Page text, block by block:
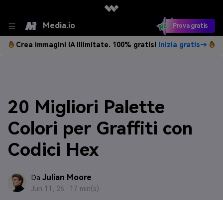
Media.io Prova gratis
Crea immagini IA illimitate. 100% gratis! Inizia gratis→
20 Migliori Palette
Colori per Graffiti con
Codici Hex
Da Julian Moore
Jun 11, 26 · 17 min(s)